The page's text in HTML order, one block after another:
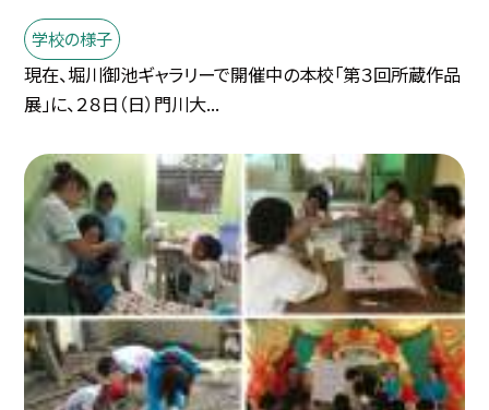
学校の様子
現在、堀川御池ギャラリーで開催中の本校「第３回所蔵作品
展」に、２８日（日）門川大...